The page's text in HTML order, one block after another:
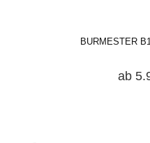
BURMESTER
ab